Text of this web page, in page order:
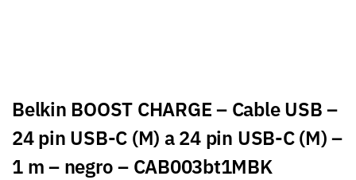
Belkin BOOST CHARGE – Cable USB –
24 pin USB-C (M) a 24 pin USB-C (M) –
1 m – negro – CAB003bt1MBK